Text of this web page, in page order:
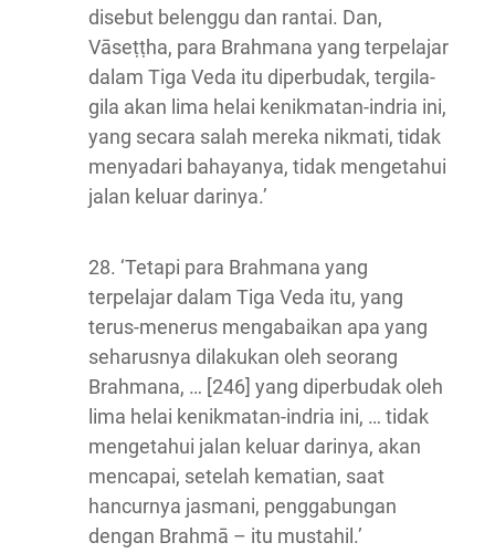
disebut belenggu dan rantai. Dan,
Vāseṭṭha, para Brahmana yang terpelajar
dalam Tiga Veda itu diperbudak, tergila-
gila akan lima helai kenikmatan-indria ini,
yang secara salah mereka nikmati, tidak
menyadari bahayanya, tidak mengetahui
jalan keluar darinya.’
28. ‘Tetapi para Brahmana yang
terpelajar dalam Tiga Veda itu, yang
terus-menerus mengabaikan apa yang
seharusnya dilakukan oleh seorang
Brahmana, … [246] yang diperbudak oleh
lima helai kenikmatan-indria ini, … tidak
mengetahui jalan keluar darinya, akan
mencapai, setelah kematian, saat
hancurnya jasmani, penggabungan
dengan Brahmā – itu mustahil.’